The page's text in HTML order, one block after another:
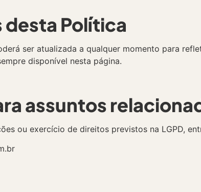
Política
ser atualizada a qualquer momento para
disponível nesta página.
assuntos
ou exercício de direitos previstos na LGPD,